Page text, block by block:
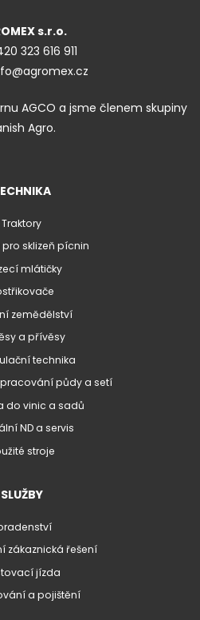
s.r.o.
323 616 911
AGCO a jsme členem skupiny
Agro.
Traktory
sklizeň pícnin
mlátičky
zemědělství
a přívěsy
technika
půdy a setí
do vinic a sadů
ND a servis
stroje
SLUŽBY
zákaznická řešení
jízda
a pojištění